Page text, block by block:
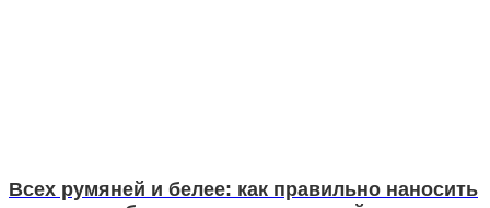
Всех румяней и белее: как правильно наносить